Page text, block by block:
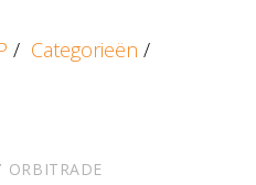
/ Categorieën /
ORBITRADE